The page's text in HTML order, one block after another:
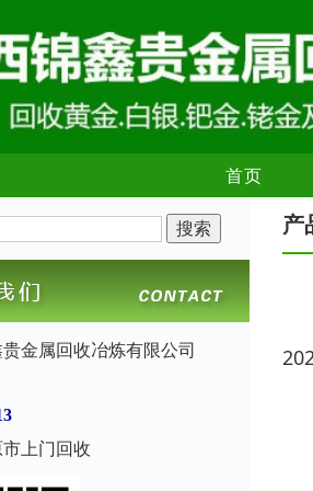
首页
金属回收冶炼有限公司
上门回收
产